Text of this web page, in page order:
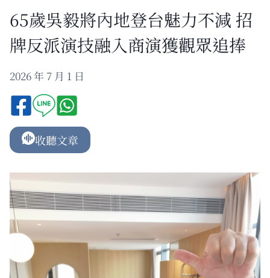
65歲吳毅將內地登台魅力不減 招
牌反派演技融入商演獲觀眾追捧
2026 年 7 月 1 日
收聽文章